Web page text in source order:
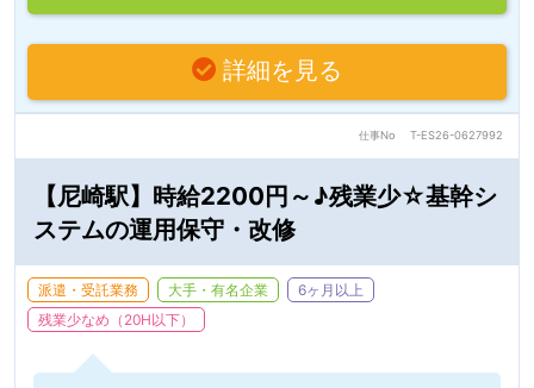
詳細を見る
仕事No T-ES26-0627992
【尼崎駅】時給2200円～♪残業少☆基幹シ
ステムの運用保守・改修
派遣・受託業務 大手・有名企業
6ヶ月以上
残業少なめ（20H以下）